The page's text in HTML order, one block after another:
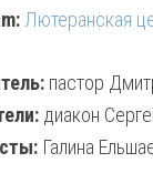
Лютеранская
пастор
диакон
Галина